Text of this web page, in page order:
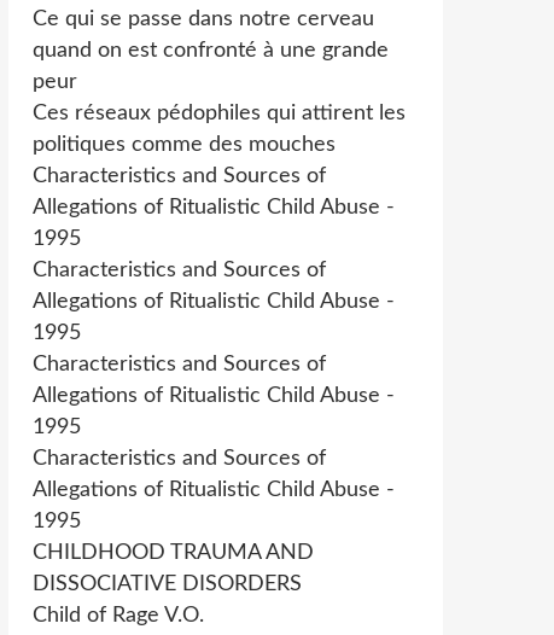
Ce qui se passe dans notre cerveau
quand on est confronté à une grande
peur
Ces réseaux pédophiles qui attirent les
politiques comme des mouches
Characteristics and Sources of
Allegations of Ritualistic Child Abuse -
1995
Characteristics and Sources of
Allegations of Ritualistic Child Abuse -
1995
Characteristics and Sources of
Allegations of Ritualistic Child Abuse -
1995
Characteristics and Sources of
Allegations of Ritualistic Child Abuse -
1995
CHILDHOOD TRAUMA AND
DISSOCIATIVE DISORDERS
Child of Rage V.O.